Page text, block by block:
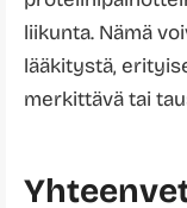
liikunta. Nämä
lääkitystä,
merkittävä tai